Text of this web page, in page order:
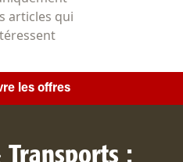
articles qui
les offres
: